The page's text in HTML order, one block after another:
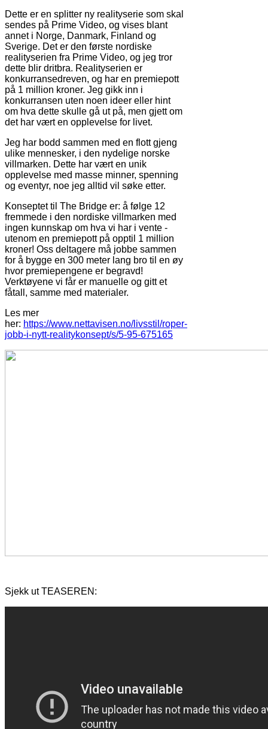
Dette er en splitter ny realityserie som skal
sendes på Prime Video, og vises blant
annet i Norge, Danmark, Finland og
Sverige. Det er den første nordiske
realityserien fra Prime Video, og jeg tror
dette blir dritbra. Realityserien er
konkurransedreven, og har en premiepott
på 1 million kroner. Jeg gikk inn i
konkurransen uten noen ideer eller hint
om hva dette skulle gå ut på, men gjett om
det har vært en opplevelse for livet.
Jeg har bodd sammen med en flott gjeng
ulike mennesker, i den nydelige norske
villmarken. Dette har vært en unik
opplevelse med masse minner, spenning
og eventyr, noe jeg alltid vil søke etter.
Konseptet til The Bridge er: å følge 12
fremmede i den nordiske villmarken med
ingen kunnskap om hva vi har i vente -
utenom en premiepott på opptil 1 million
kroner! Oss deltagere må jobbe sammen
for å bygge en 300 meter lang bro til en øy
hvor premiepengene er begravd!
Verktøyene vi får er manuelle og gitt et
fåtall, samme med materialer.
Les mer
her: https://www.nettavisen.no/livsstil/roper-
jobb-i-nytt-realitykonsept/s/5-95-675165
Sjekk ut TEASEREN: